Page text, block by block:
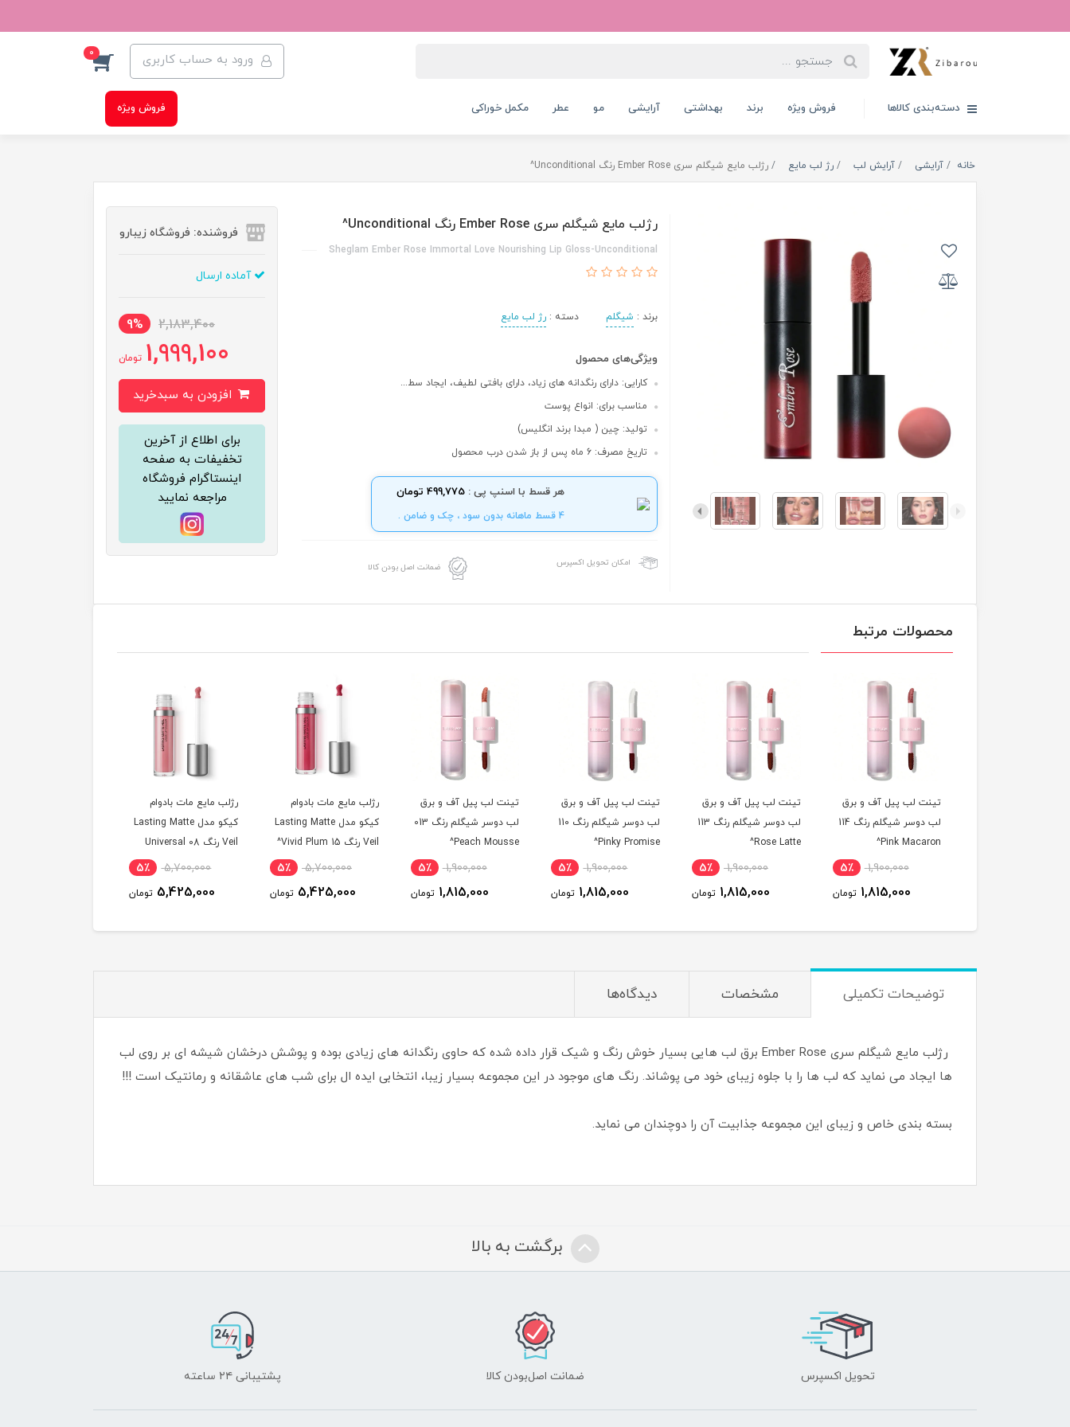
ورود به حساب کاربری 0
دسته‌بندی کالاها فروش ویژه برند بهداشتی آرایشی مو عطر مکمل خوراکی فروش ویژه
خانه آرایشی آرایش لب رژ لب مایع رژلب مایع شیگلم سری Ember Rose رنگ Unconditional^
رژلب مایع شیگلم سری Ember Rose رنگ Unconditional^
Sheglam Ember Rose Immortal Love Nourishing Lip Gloss-Unconditional
برند : شیگلم دسته :رژ لب مایع
ویژگی‌های محصول
کارایی: دارای رنگدانه های زیاد، دارای بافتی لطیف، ایجاد سط...
مناسب برای: انواع پوست
تولید: چین ( مبدا برند انگلیس)
تاریخ مصرف: 6 ماه پس از باز شدن درب محصول
هر قسط با اسنپ پی : 499,775 تومان
4 قسط ماهانه بدون سود ، چک و ضامن .
امکان تحویل اکسپرس ضمانت اصل بودن کالا
فروشنده: فروشگاه زیبارو
آماده ارسال
2,183,400
9%
1,999,100 تومان
برای اطلاع از آخرین
تخفیفات به صفحه
اینستاگرام فروشگاه
مراجعه نمایید
محصولات مرتبط
تینت لب پیل آف و برق
لب دوسر شیگلم رنگ 114
Pink Macaron^
1,900,000 5٪
1,815,000 تومان
تینت لب پیل آف و برق
لب دوسر شیگلم رنگ 113
Rose Latte^
1,900,000 5٪
1,815,000 تومان
تینت لب پیل آف و برق
لب دوسر شیگلم رنگ 110
Pinky Promise^
1,900,000 5٪
1,815,000 تومان
تینت لب پیل آف و برق
لب دوسر شیگلم رنگ 013
Peach Mousse^
1,900,000 5٪
1,815,000 تومان
رژلب مایع مات بادوام
کیکو مدل Lasting Matte
Veil رنگ 15 Vivid Plum^
5,700,000 5٪
5,425,000 تومان
رژلب مایع مات بادوام
کیکو مدل Lasting Matte
Veil رنگ 08 Universal
5,700,000 5٪
5,425,000 تومان
توضیحات تکمیلی مشخصات دیدگاه‌ها
رژلب مایع شیگلم سری Ember Rose برق لب هایی بسیار خوش رنگ و شیک قرار داده شده که حاوی رنگدانه های زیادی بوده و پوشش درخشان شیشه ای بر روی لب
ها ایجاد می نماید که لب ها را با جلوه زیبای خود می پوشاند. رنگ های موجود در این مجموعه بسیار زیبا، انتخابی ایده ال برای شب های عاشقانه و رمانتیک است !!!
بسته بندی خاص و زیبای این مجموعه جذابیت آن را دوچندان می نماید.
برگشت به بالا
تحویل اکسپرس ضمانت اصل‌بودن کالا پشتیبانی ۲۴ ساعته